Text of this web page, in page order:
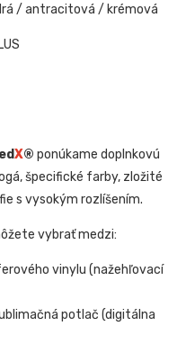
/ antracitová / krémová
X® ponúkame doplnkovú
špecifické farby, zložité
s vysokým rozlíšením.
vybrať medzi:
vinylu (nažehľovací
potlač (digitálna